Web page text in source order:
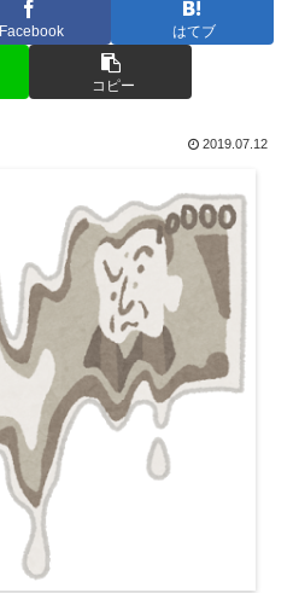
Facebook はてブ
コピー
2019.07.12